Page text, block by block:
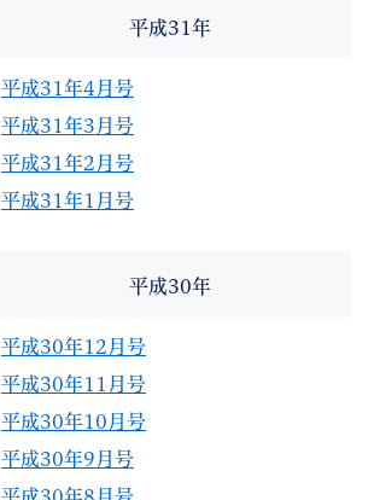
平成31年
平成31年4月号
平成31年3月号
平成31年2月号
平成31年1月号
平成30年
平成30年12月号
平成30年11月号
平成30年10月号
平成30年9月号